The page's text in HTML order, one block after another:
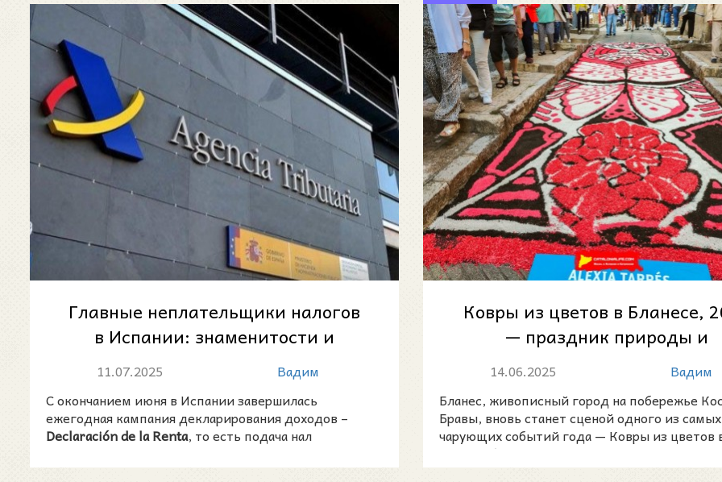
Главные неплательщики налогов
в Испании: знаменитости и
«список должников»
11.07.2025
Вадим
С окончанием июня в Испании завершилась
ежегодная кампания декларирования доходов –
Declaración de la Renta, то есть подача нал
Ковры из цветов в Бланесе,
— праздник природы и
14.06.2025
Вадим
Бланес, живописный город на побережье
Бравы, вновь станет сценой одного из самых
чарующих событий года — Ковры из цветов
Бланесе (Catife